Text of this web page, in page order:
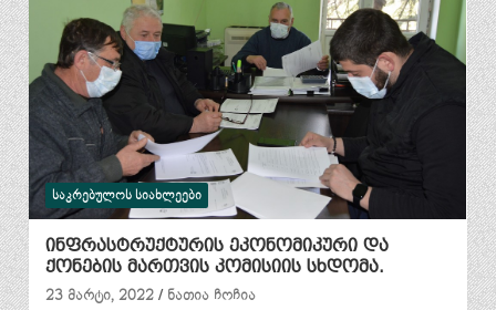
ᲡᲐᲙᲠᲔᲑᲣᲚᲝᲡ ᲡᲘᲐᲮᲚᲔᲔᲑᲘ
ინფრასტრუქტურის ეკონომიკური და
ქონების მართვის კომისიის სხდომა.
23 მარტი, 2022
ნათია ჩოჩია